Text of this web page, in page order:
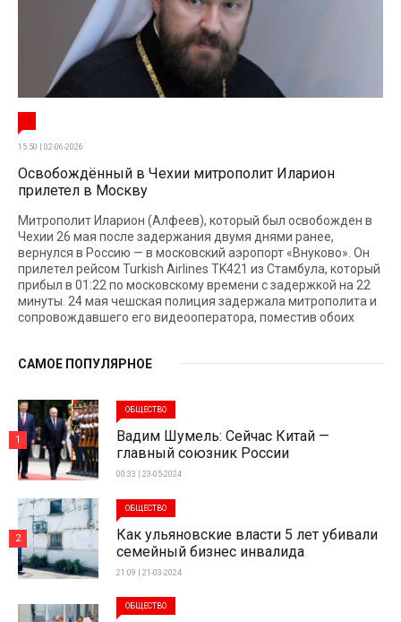
15:50 | 02-06-2026
Освобождённый в Чехии митрополит Иларион
прилетел в Москву
Митрополит Иларион (Алфеев), который был освобожден в
Чехии 26 мая после задержания двумя днями ранее,
вернулся в Россию — в московский аэропорт «Внуково». Он
прилетел рейсом Turkish Airlines TK421 из Стамбула, который
прибыл в 01:22 по московскому времени с задержкой на 22
минуты. 24 мая чешская полиция задержала митрополита и
сопровождавшего его видеооператора, поместив обоих
САМОЕ ПОПУЛЯРНОЕ
ОБЩЕСТВО
Вадим Шумель: Сейчас Китай —
главный союзник России
00:33 | 23-05-2024
1
ОБЩЕСТВО
Как ульяновские власти 5 лет убивали
семейный бизнес инвалида
21:09 | 21-03-2024
2
ОБЩЕСТВО